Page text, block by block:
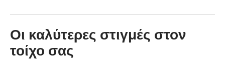
Οι καλύτερες στιγμές στον
τοίχο σας